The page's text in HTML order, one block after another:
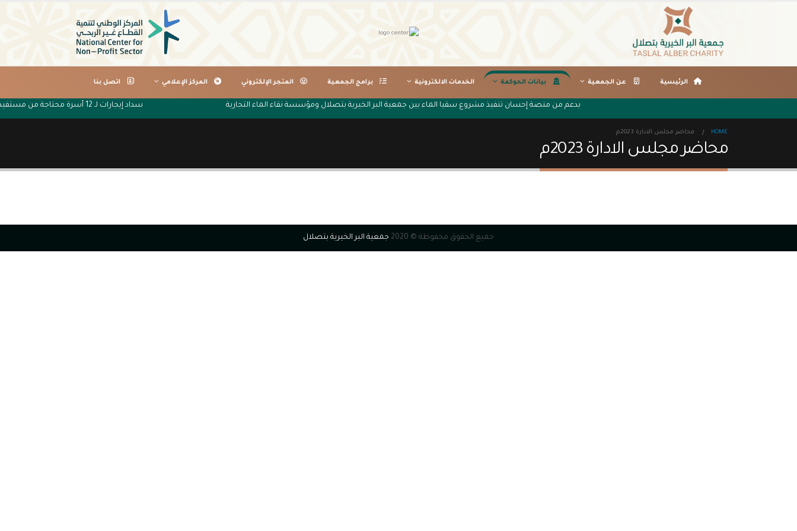
الرئيسية عن الجمعية بيانات الحوكمة الخدمات الالكترونية برامج الجمعية المتجر الإلكتروني المركز الإعلامي اتصل بنا
سداد إيجارات لـ 12 أسرة محتاجة من مستفيدي جمعية البر الخيرية بتصلال بدعم من منصة إحسان تنفيذ مشروع سقيا الماء بين جمعية البر الخيرية بتصلال ومؤسسة نقاء الماء التجارية
HOME محاضر مجلس الادارة 2023م
محاضر مجلس الادارة 2023م
جميع الحقوق محفوظة © 2020 جمعية البر الخيرية بتصلال